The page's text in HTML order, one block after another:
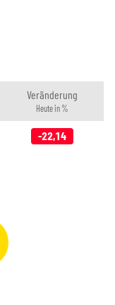
Veränderung
Heute in %
-22,14